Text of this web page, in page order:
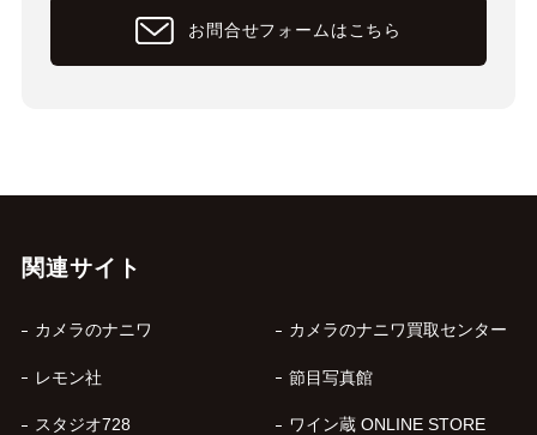
お問合せフォームはこちら
関連サイト
カメラのナニワ カメラのナニワ買取センター
レモン社 節目写真館
スタジオ728 ワイン蔵 ONLINE STORE